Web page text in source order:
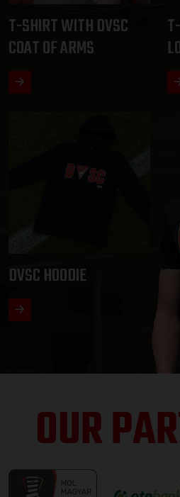
T-SHIRT WITH DVSC
COAT OF ARMS
DVSC HOODIE
OUR